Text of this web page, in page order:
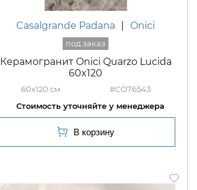
Casalgrande Padana Onici
Керамогранит Onici Quarzo Lucida
60x120
60x120 #CO76543